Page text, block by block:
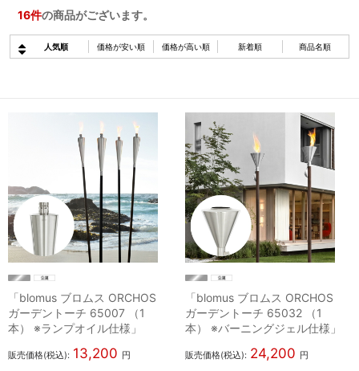
16件の商品がございます。
人気順 価格が安い順 価格が高い順 新着順 商品名順
「blomus ブロムス ORCHOS
ガーデントーチ 65007 （1
本） ※ランプオイル仕様」
販売価格(税込): 13,200 円
「blomus ブロムス ORCHOS
ガーデントーチ 65032 （1
本） ※バーニングジェル仕様」
販売価格(税込): 24,200 円